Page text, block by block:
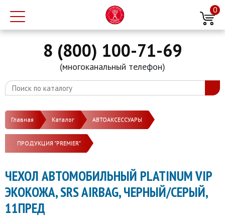
0
8 (800) 100-71-69
(многоканальный телефон)
Главная Каталог АВТОАКСЕССУАРЫ
ПРОДУКЦИЯ "PREMIER"
ЧЕХОЛ АВТОМОБИЛЬНЫЙ PLATINUM VIP
ЭКОКОЖА, SRS AIRBAG, ЧЕРНЫЙ/СЕРЫЙ,
11ПРЕД